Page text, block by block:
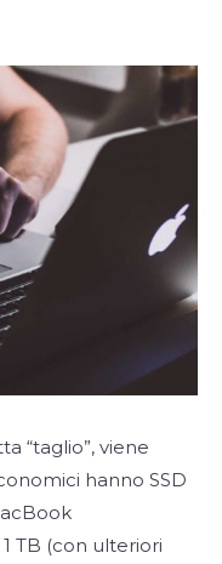
“taglio”, viene
hanno SSD
TB (con ulteriori